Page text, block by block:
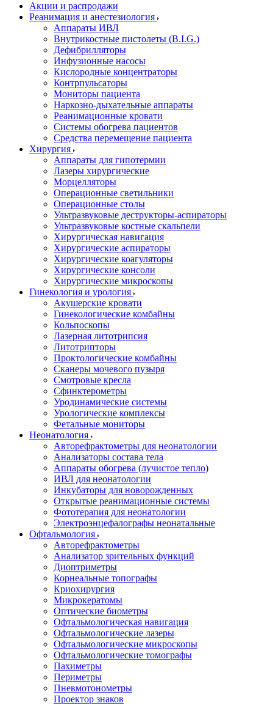
Акции и распродажи
Реанимация и анестезиология
Аппараты ИВЛ
Внутрикостные пистолеты (B.I.G.)
Дефибрилляторы
Инфузионные насосы
Кислородные концентраторы
Контрпульсаторы
Мониторы пациента
Наркозно-дыхательные аппараты
Реанимационные кровати
Системы обогрева пациентов
Средства перемещение пациента
Хирургия
Аппараты для гипотермии
Лазеры хирургические
Морцелляторы
Операционные светильники
Операционные столы
Ультразвуковые деструкторы-аспираторы
Ультразвуковые костные скальпели
Хирургическая навигация
Хирургические аспираторы
Хирургические коагуляторы
Хирургические консоли
Хирургические микроскопы
Гинекология и урология
Акушерские кровати
Гинекологические комбайны
Кольпоскопы
Лазерная литотрипсия
Литотрипторы
Проктологические комбайны
Сканеры мочевого пузыря
Смотровые кресла
Сфинктерометры
Уродинамические системы
Урологические комплексы
Фетальные мониторы
Неонатология
Авторефрактометры для неонатологии
Анализаторы состава тела
Аппараты обогрева (лучистое тепло)
ИВЛ для неонатологии
Инкубаторы для новорожденных
Открытые реанимационные системы
Фототерапия для неонатологии
Электроэнцефалографы неонатальные
Офтальмология
Авторефрактометры
Анализатор зрительных функций
Диоптриметры
Корнеальные топографы
Криохирургия
Микрокератомы
Оптические биометры
Офтальмологическая навигация
Офтальмологические лазеры
Офтальмологические микроскопы
Офтальмологические томографы
Пахиметры
Периметры
Пневмотонометры
Проектор знаков